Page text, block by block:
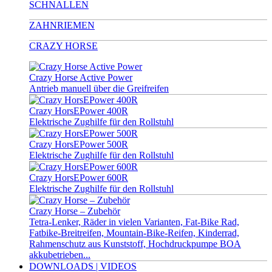
SCHNALLEN
ZAHNRIEMEN
CRAZY HORSE
Crazy Horse Active Power
Antrieb manuell über die Greifreifen
Crazy HorsEPower 400R
Elektrische Zughilfe für den Rollstuhl
Crazy HorsEPower 500R
Elektrische Zughilfe für den Rollstuhl
Crazy HorsEPower 600R
Elektrische Zughilfe für den Rollstuhl
Crazy Horse – Zubehör
Tetra-Lenker, Räder in vielen Varianten, Fat-Bike Rad,
Fatbike-Breitreifen, Mountain-Bike-Reifen, Kinderrad,
Rahmenschutz aus Kunststoff, Hochdruckpumpe BOA
akkubetrieben...
DOWNLOADS | VIDEOS